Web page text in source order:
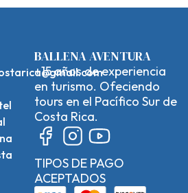
BALLENA AVENTURA
+15 años de experiencia
en turismo. Ofeciendo
tours en el Pacífico Sur de
Costa Rica.
TIPOS DE PAGO
ACEPTADOS